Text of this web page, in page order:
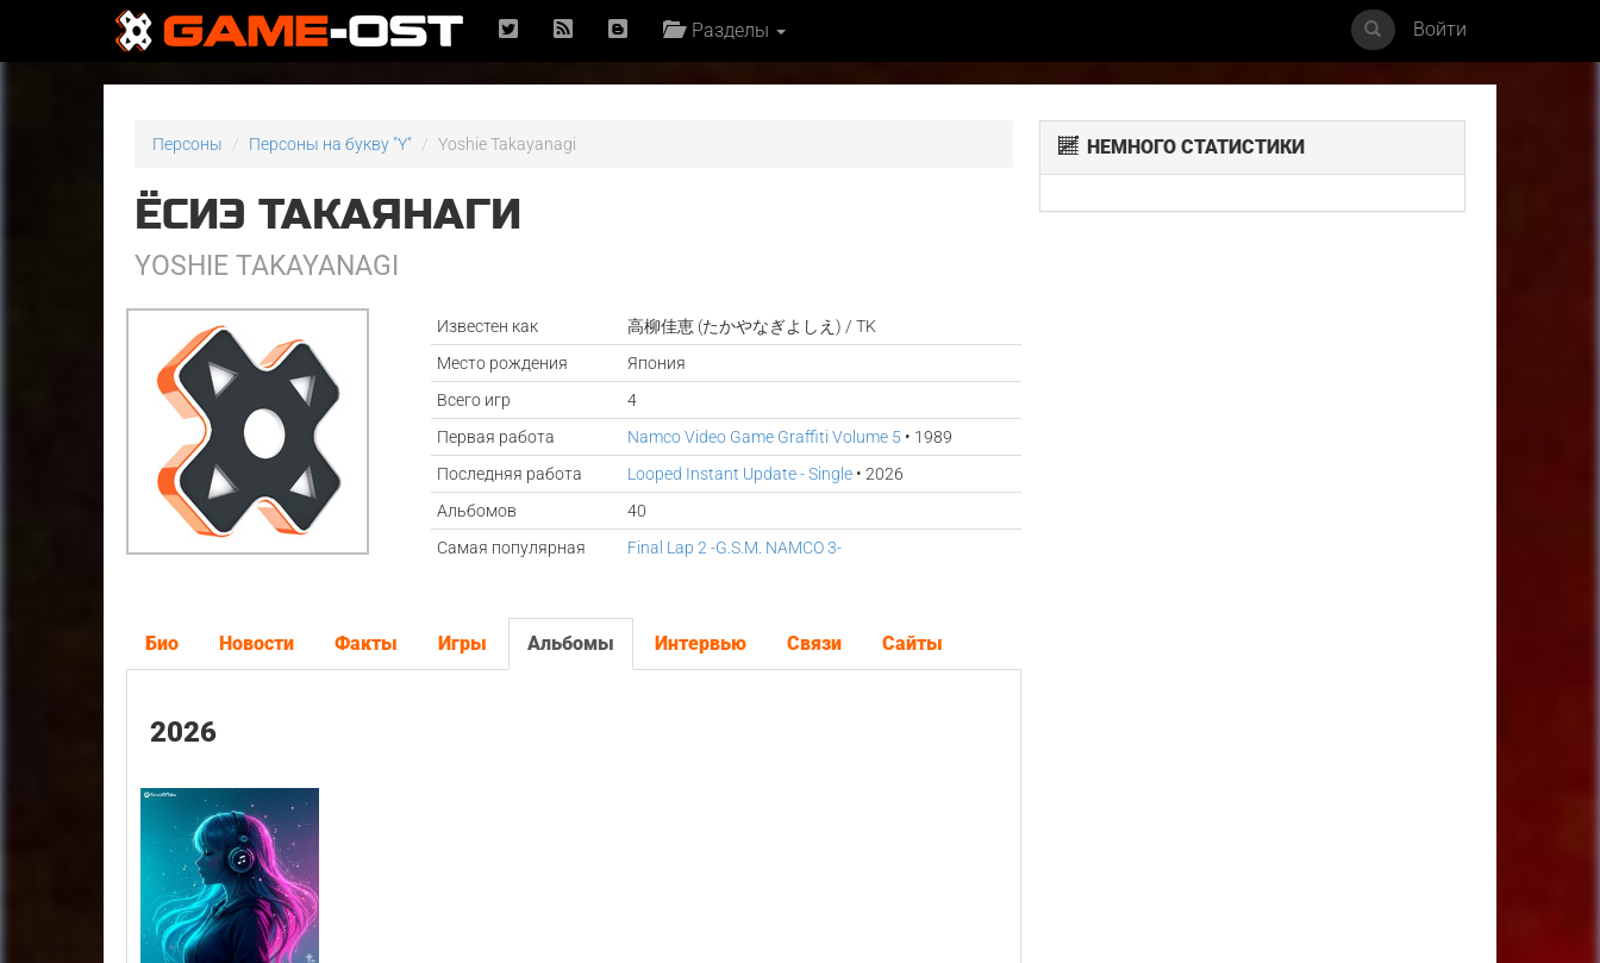
Разделы Войти
Персоны Персоны на букву "Y" Yoshie Takayanagi
ЁСИЭ ТАКАЯНАГИ
YOSHIE TAKAYANAGI
Известен как
高柳佳恵 (たかやなぎよしえ) / TK
Место рождения
Япония
Всего игр
4
Первая работа
Namco Video Game Graffiti Volume 5 • 1989
Последняя работа
Looped Instant Update - Single• 2026
Альбомов
40
Самая популярная
Final Lap 2 -G.S.M. NAMCO 3-
Био Новости Факты Игры Альбомы Интервью Связи Сайты
2026
НЕМНОГО СТАТИСТИКИ